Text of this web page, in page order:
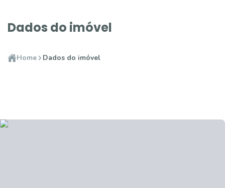
Dados do imóvel
Home Dados do imóvel